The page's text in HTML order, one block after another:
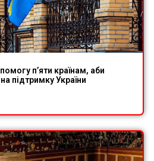
п’яти країнам, аби
підтримку України